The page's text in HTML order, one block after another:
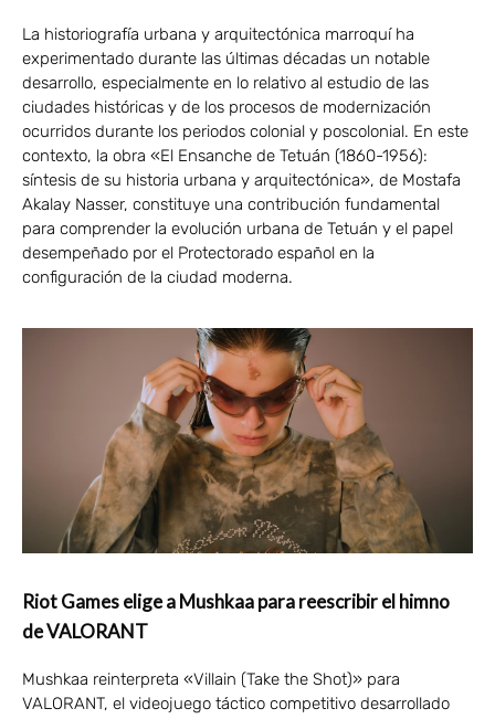
La historiografía urbana y arquitectónica marroquí ha
experimentado durante las últimas décadas un notable
desarrollo, especialmente en lo relativo al estudio de las
ciudades históricas y de los procesos de modernización
ocurridos durante los periodos colonial y poscolonial. En este
contexto, la obra «El Ensanche de Tetuán (1860-1956):
síntesis de su historia urbana y arquitectónica», de Mostafa
Akalay Nasser, constituye una contribución fundamental
para comprender la evolución urbana de Tetuán y el papel
desempeñado por el Protectorado español en la
configuración de la ciudad moderna.
Riot Games elige a Mushkaa para reescribir el himno
de VALORANT
Mushkaa reinterpreta «Villain (Take the Shot)» para
VALORANT, el videojuego táctico competitivo desarrollado